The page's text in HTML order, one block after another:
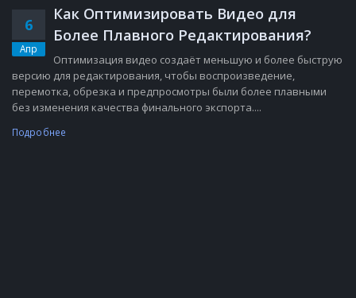
6
Апр
Как Оптимизировать Видео для
Более Плавного Редактирования?
Оптимизация видео создаёт меньшую и более быструю
версию для редактирования, чтобы воспроизведение,
перемотка, обрезка и предпросмотры были более плавными
без изменения качества финального экспорта....
Подробнее